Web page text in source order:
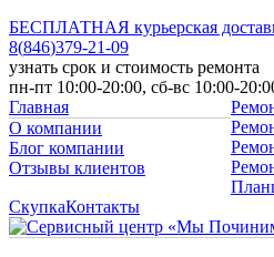
БЕСПЛАТНАЯ курьерская
8(846)379-21-09
узнать срок и стоимость ремонта
пн-пт 10:00-20:00, сб-вс 10:00-
Главная
О компании
Блог компании
Отзывы клиентов
СкупкаКонтакты